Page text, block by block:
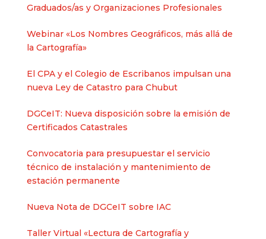
Graduados/as y Organizaciones Profesionales
Webinar «Los Nombres Geográficos, más allá de
la Cartografía»
El CPA y el Colegio de Escribanos impulsan una
nueva Ley de Catastro para Chubut
DGCeIT: Nueva disposición sobre la emisión de
Certificados Catastrales
Convocatoria para presupuestar el servicio
técnico de instalación y mantenimiento de
estación permanente
Nueva Nota de DGCeIT sobre IAC
Taller Virtual «Lectura de Cartografía y